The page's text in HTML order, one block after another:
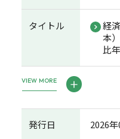
タイトル
経
本
比
VIEW MORE
発行日 2026